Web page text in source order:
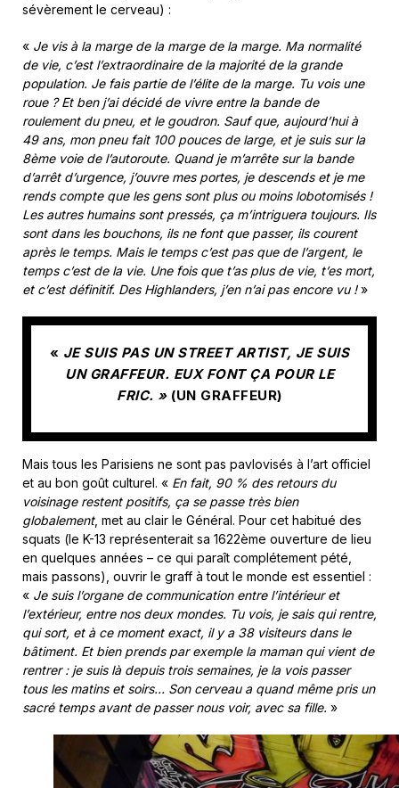
sévèrement le cerveau) :
« Je vis à la marge de la marge de la marge. Ma normalité
de vie, c’est l’extraordinaire de la majorité de la grande
population. Je fais partie de l’élite de la marge. Tu vois une
roue ? Et ben j’ai décidé de vivre entre la bande de
roulement du pneu, et le goudron. Sauf que, aujourd’hui à
49 ans, mon pneu fait 100 pouces de large, et je suis sur la
8ème voie de l’autoroute. Quand je m’arrête sur la bande
d’arrêt d’urgence, j’ouvre mes portes, je descends et je me
rends compte que les gens sont plus ou moins lobotomisés !
Les autres humains sont pressés, ça m’intriguera toujours. Ils
sont dans les bouchons, ils ne font que passer, ils courent
après le temps. Mais le temps c’est pas que de l’argent, le
temps c’est de la vie. Une fois que t’as plus de vie, t’es mort,
et c’est définitif. Des Highlanders, j’en n’ai pas encore vu !»
« JE SUIS PAS UN STREET ARTIST, JE SUIS
UN GRAFFEUR. EUX FONT ÇA POUR LE
FRIC. »(UN GRAFFEUR)
Mais tous les Parisiens ne sont pas pavlovisés à l’art officiel
et au bon goût culturel. « En fait, 90 % des retours du
voisinage restent positifs, ça se passe très bien
globalement, met au clair le Général. Pour cet habitué des
squats (le K-13 représenterait sa 1622ème ouverture de lieu
en quelques années – ce qui paraît complétement pété,
mais passons), ouvrir le graff à tout le monde est essentiel :
« Je suis l’organe de communication entre l’intérieur et
l’extérieur, entre nos deux mondes. Tu vois, je sais qui rentre,
qui sort, et à ce moment exact, il y a 38 visiteurs dans le
bâtiment. Et bien prends par exemple la maman qui vient de
rentrer : je suis là depuis trois semaines, je la vois passer
tous les matins et soirs… Son cerveau a quand même pris un
sacré temps avant de passer nous voir, avec sa fille. »